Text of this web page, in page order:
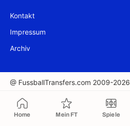
Home Mein FT Spiele
Kontakt
Impressum
Archiv
@ FussballTransfers.com 2009-2026
In die Zwischenablage kopiert